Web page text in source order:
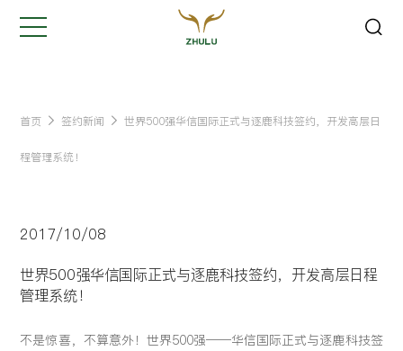
首页 签约新闻 世界500强华信国际正式与逐鹿科技签约，开发高层日
程管理系统！
2017/10/08
世界500强华信国际正式与逐鹿科技签约，开发高层日程
管理系统！
不是惊喜，不算意外！世界500强——华信国际正式与逐鹿科技签
是我们最重要的工作之一...
公司名称:*
联系方式: